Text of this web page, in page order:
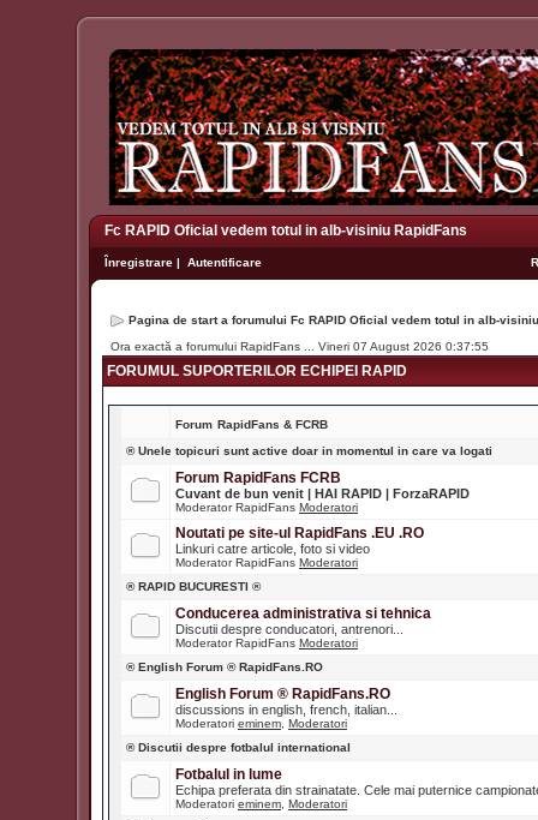
Fc RAPID Oficial vedem totul in alb-visiniu RapidFans
Înregistrare | Autentificare
Pagina de start a forumului Fc RAPID Oficial vedem totul in alb-
Ora exactă a forumului RapidFans ... Vineri 07 August 2026 0:37:55
FORUMUL SUPORTERILOR ECHIPEI RAPID
Forum RapidFans & FCRB
® Unele topicuri sunt active doar in momentul in care va logati
Forum RapidFans FCRB
Cuvant de bun venit | HAI RAPID | ForzaRAPID
Moderator RapidFans Moderatori
Noutati pe site-ul RapidFans .EU .RO
Linkuri catre articole, foto si video
Moderator RapidFans Moderatori
® RAPID BUCURESTI ®
Conducerea administrativa si tehnica
Discutii despre conducatori, antrenori...
Moderator RapidFans Moderatori
® English Forum ® RapidFans.RO
English Forum ® RapidFans.RO
discussions in english, french, italian...
Moderatori eminem Moderatori
® Discutii despre fotbalul international
Fotbalul in lume
Echipa preferata din strainatate. Cele mai puternice
Moderatori eminem Moderatori